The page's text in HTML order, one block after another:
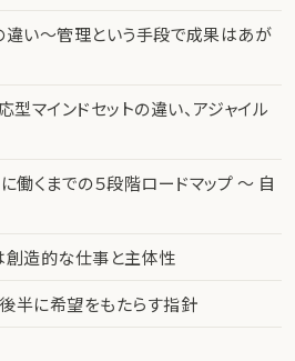
の違い〜管理という手段で成果はあが
型マインドセットの違い、アジャイル
働くまでの５段階ロードマップ 〜 自
創造的な仕事と主体性
後半に希望をもたらす指針